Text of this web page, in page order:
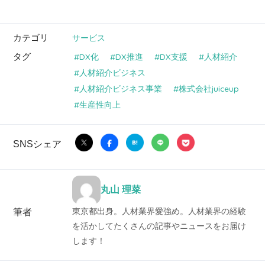
カテゴリ サービス
タグ DX化 DX推進 DX支援
人材紹介
人材紹介ビジネス
人材紹介ビジネス事業
株式会社juiceup
生産性向上
SNSシェア
筆者
丸山 理菜
東京都出身。人材業界愛強め。人材業界の経験
を活かしてたくさんの記事やニュースをお届け
します！